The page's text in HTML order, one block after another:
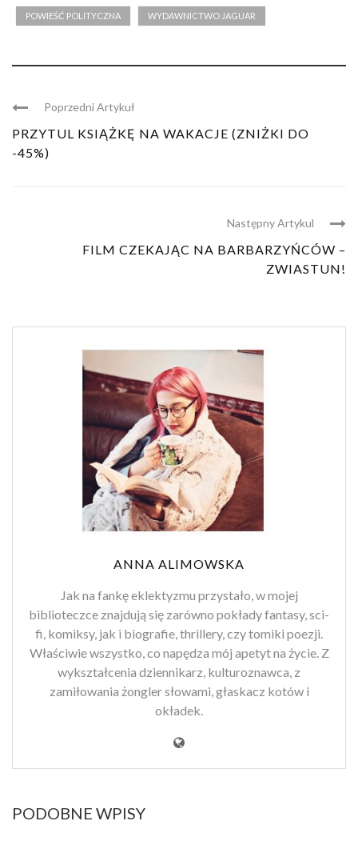
POWIEŚĆ POLITYCZNA WYDAWNICTWO JAGUAR
Poprzedni Artykuł
PRZYTUL KSIĄŻKĘ NA WAKACJE (ZNIŻKI DO
-45%)
Następny Artykul
FILM CZEKAJĄC NA BARBARZYŃCÓW –
ZWIASTUN!
ANNA ALIMOWSKA
Jak na fankę eklektyzmu przystało, w mojej
biblioteczce znajdują się zarówno pokłady fantasy, sci-
fi, komiksy, jak i biografie, thrillery, czy tomiki poezji.
Właściwie wszystko, co napędza mój apetyt na życie. Z
wykształcenia dziennikarz, kulturoznawca, z
zamiłowania żongler słowami, głaskacz kotów i
okładek.
PODOBNE WPISY